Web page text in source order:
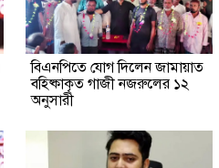
বিএনপিতে যোগ দিলেন জামায়াত
বহিষ্কাকৃত গাজী নজরুলের ১২
অনুসারী